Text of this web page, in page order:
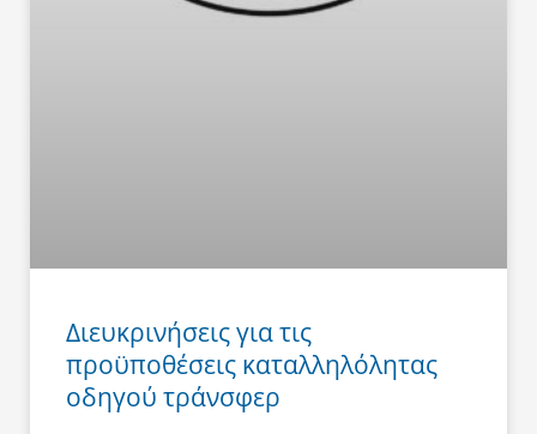
Διευκρινήσεις για τις
προϋποθέσεις καταλληλόλητας
οδηγού τράνσφερ